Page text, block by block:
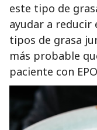
este tipo de
ayudar a reducir
tipos de grasa
más probable
paciente con